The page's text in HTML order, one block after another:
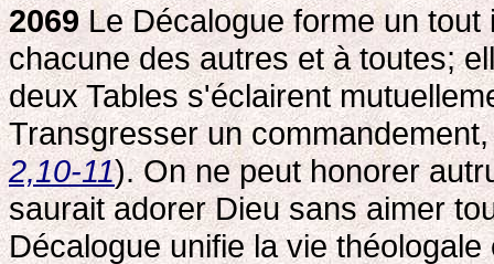
2069Le Décalogue forme un tout
chacune des autres et à toutes;
deux Tables s'éclairent
Transgresser un
2,10-11). On ne peut honorer
saurait adorer Dieu sans aimer
Décalogue unifie la vie